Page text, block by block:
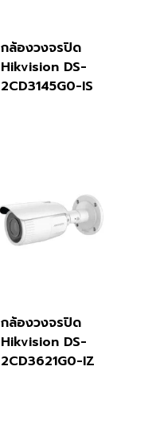
กล้องวงจรปิด
Hikvision DS-
2CD3145G0-IS
กล้องวงจรปิด
Hikvision DS-
2CD3621G0-IZ